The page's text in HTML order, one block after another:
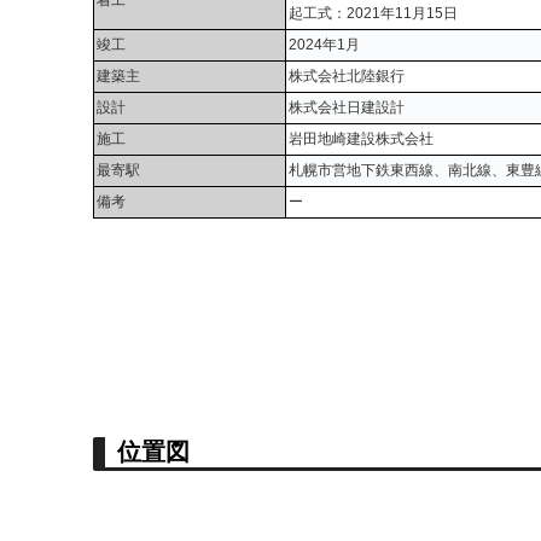
起工式：2021年11月15日
竣工
2024年1月
建築主
株式会社北陸銀行
設計
株式会社日建設計
施工
岩田地崎建設株式会社
最寄駅
札幌市営地下鉄東西線、南北線、東豊
備考
ー
位置図